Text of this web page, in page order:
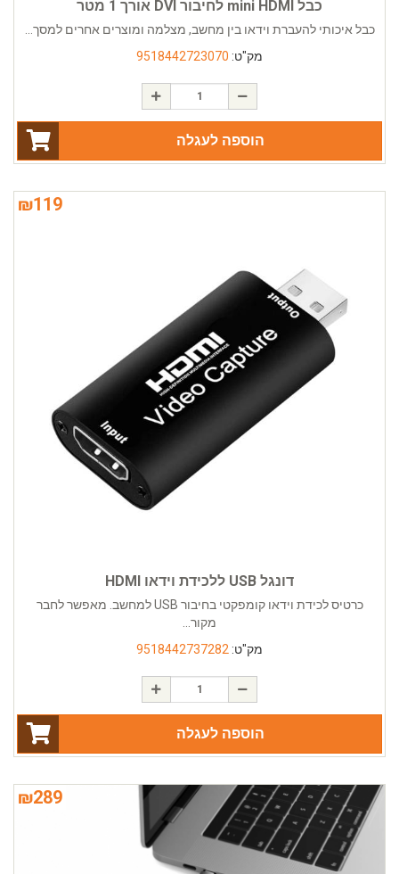
כבל mini HDMI לחיבור DVI אורך 1 מטר
כבל איכותי להעברת וידאו בין מחשב, מצלמה ומוצרים אחרים למסך...
מק"ט: 9518442723070
הוספה לעגלה
₪119
דונגל USB ללכידת וידאו HDMI
כרטיס לכידת וידאו קומפקטי בחיבור USB למחשב. מאפשר לחבר
מקור...
מק"ט: 9518442737282
הוספה לעגלה
₪289